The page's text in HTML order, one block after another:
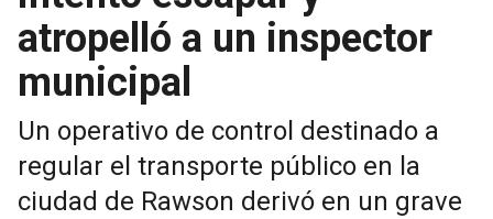
atropelló a un inspector
municipal
Un operativo de control destinado a
regular el transporte público en la
ciudad de Rawson derivó en un grave